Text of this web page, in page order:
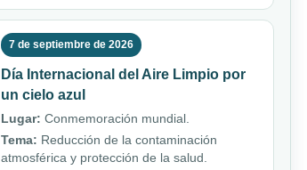
7 de septiembre de 2026
Día Internacional del Aire Limpio por
un cielo azul
Lugar: Conmemoración mundial.
Tema: Reducción de la contaminación
atmosférica y protección de la salud.